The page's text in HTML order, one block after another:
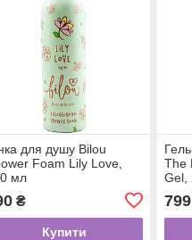
для душу Bilou
Foam Lily Love,
мл
₴
Купити
The
Gel,
799